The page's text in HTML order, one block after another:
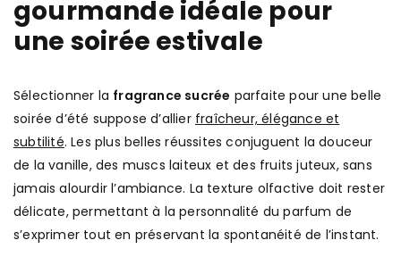
gourmande idéale pour
une soirée estivale
Sélectionner la fragrance sucrée parfaite pour une belle
soirée d’été suppose d’allier fraîcheur, élégance et
subtilité. Les plus belles réussites conjuguent la douceur
de la vanille, des muscs laiteux et des fruits juteux, sans
jamais alourdir l’ambiance. La texture olfactive doit rester
délicate, permettant à la personnalité du parfum de
s’exprimer tout en préservant la spontanéité de l’instant.